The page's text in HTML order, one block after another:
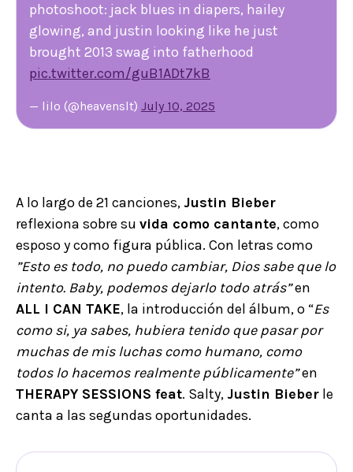
photoshoot: jack blues in diapers, hailey
glowing, and justin looking like he just
brought 2013 swag into fatherhood
pic.twitter.com/guB1ADt7kB
— lilo (@heavenslt) July 10, 2025
A lo largo de 21 canciones, Justin Bieber
reflexiona sobre su vida como cantante, como
esposo y como figura pública. Con letras como
”Esto es todo, no puedo cambiar, Dios sabe que lo
intento. Baby, podemos dejarlo todo atrás”en
ALL I CAN TAKE, la introducción del álbum, o “Es
como si, ya sabes, hubiera tenido que pasar por
muchas de mis luchas como humano, como
todos lo hacemos realmente públicamente”en
THERAPY SESSIONS feat. Salty, Justin Bieber le
canta a las segundas oportunidades.